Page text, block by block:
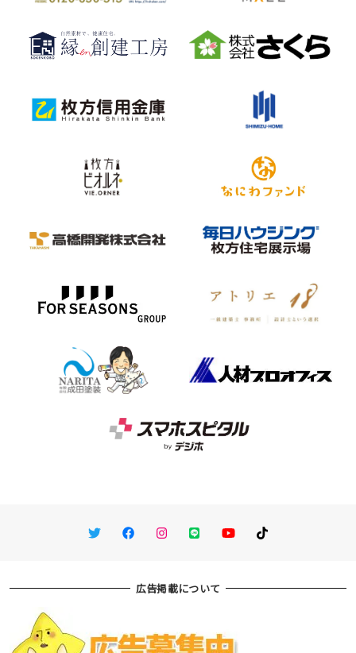
TwitterFacebookInstagram
LINE You TubeTikTok
広告掲載について